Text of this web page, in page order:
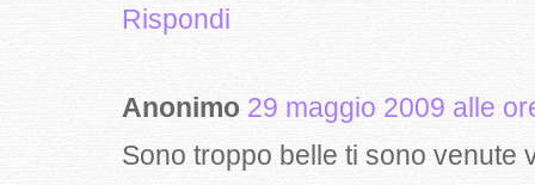
Rispondi
Anonimo 29 maggio 2009 alle
Sono troppo belle ti sono venute